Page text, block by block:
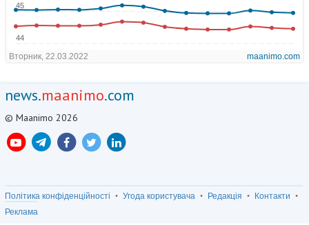
news.maanimo.com
© Maanimo 2026
Політика конфіденційності Угода користувача Редакція
Контакти
Реклама